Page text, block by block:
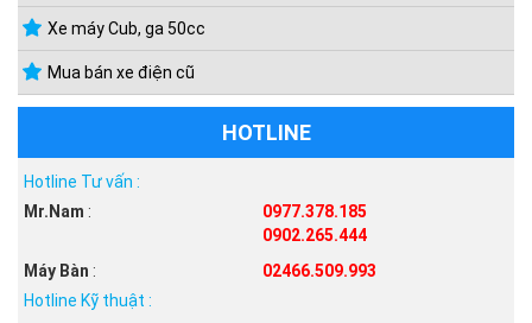
Xe máy Cub, ga 50cc
Mua bán xe điện cũ
HOTLINE
Hotline Tư vấn :
Mr.Nam :
0977.378.185
0902.265.444
Máy Bàn :
02466.509.993
Hotline Kỹ thuật :